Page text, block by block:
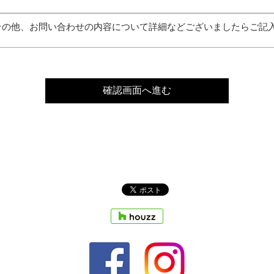
他、お問い合わせの内容について詳細などございましたらご記